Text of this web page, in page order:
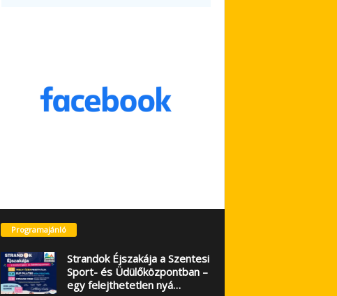
Programajánló
Strandok Éjszakája a Szentesi
Sport- és Üdülőközpontban –
egy felejthetetlen nyá…